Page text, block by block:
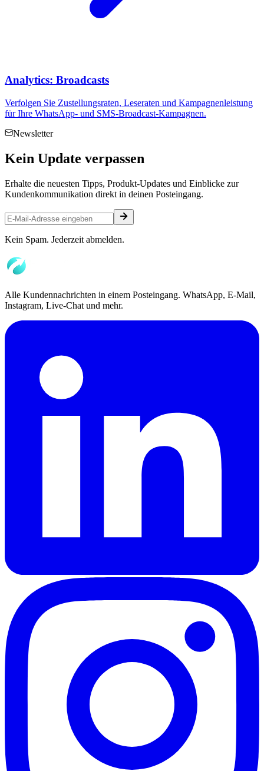
Analytics: Broadcasts
Verfolgen Sie Zustellungsraten, Leseraten und Kampagnenleistung
für Ihre WhatsApp- und SMS-Broadcast-Kampagnen.
Newsletter
Kein Update verpassen
Erhalte die neuesten Tipps, Produkt-Updates und Einblicke zur
Kundenkommunikation direkt in deinen Posteingang.
Kein Spam. Jederzeit abmelden.
Alle Kundennachrichten in einem Posteingang. WhatsApp, E-Mail,
Instagram, Live-Chat und mehr.